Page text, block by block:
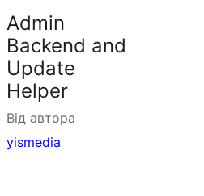
Admin
Backend and
Update
Helper
Від автора
yismedia